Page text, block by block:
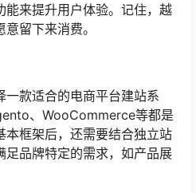
能来提升用户体验。记住，越
留下来消费。
款适合的电商平台建站系
、WooCommerce等都是
本框架后，还需要结合独立站
足品牌特定的需求，如产品展